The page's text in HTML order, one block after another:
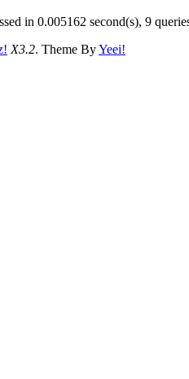
in 0.005162 second(s), 9
X3.2. Theme ByYeei!